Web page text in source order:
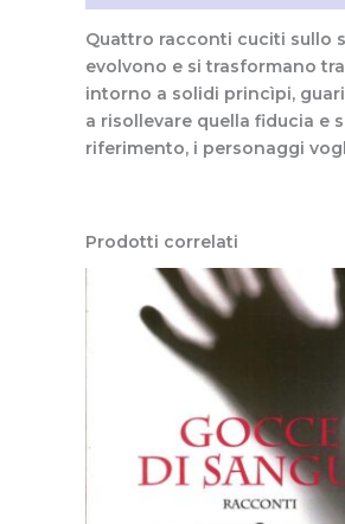
Quattro racconti cuciti sullo
evolvono e si trasformano
intorno a solidi princìpi,
a risollevare quella fiducia e
riferimento, i personaggi
Prodotti correlati